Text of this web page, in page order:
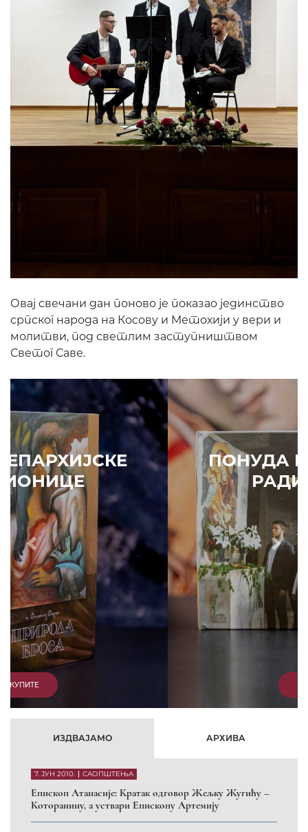
Овај свечани дан поново је показао јединство
српског народа на Косову и Метохији у вери и
молитви, под светлим заступништвом
Светог Саве.
ПОНУДА ЕПАРХИЈСКЕ
РАДИОНИЦЕ
Prethodni
ИЗДВАЈАМО АРХИВА
7. ЈУН 2010. САОПШТЕЊА
Eпископ Атанасије: Кратак одговор Жељку Жугићу –
Которанину, а уствари Епископу Артемију